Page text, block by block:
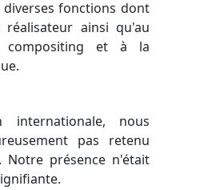
fonctions dont
réalisateur ainsi qu'au
compositing et à la
internationale, nous
pas retenu
Notre présence n'était